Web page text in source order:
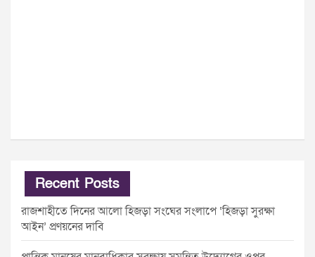
Recent Posts
রাজশাহীতে দিনের আলো হিজড়া সংঘের সংলাপে ‘হিজড়া সুরক্ষা
আইন’ প্রণয়নের দাবি